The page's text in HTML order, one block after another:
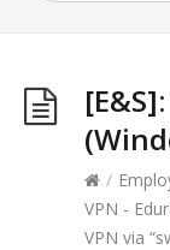
/
VPN -
VPN via